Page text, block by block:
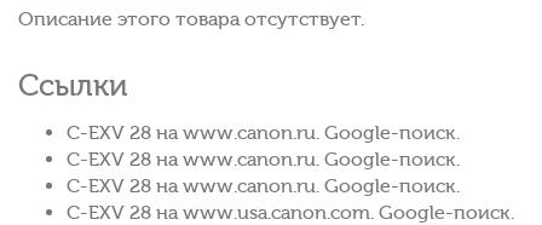
Описание этого товара отсутствует.
Ссылки
C-EXV 28 на www.canon.ru. Google-поиск.
C-EXV 28 на www.canon.ru. Google-поиск.
C-EXV 28 на www.canon.ru. Google-поиск.
C-EXV 28 на www.usa.canon.com. Google-поиск.